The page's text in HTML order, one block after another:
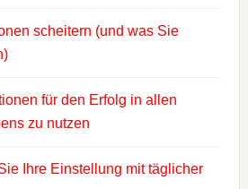
scheitern (und was Sie
für den Erfolg in allen
zu nutzen
Ihre Einstellung mit täglicher